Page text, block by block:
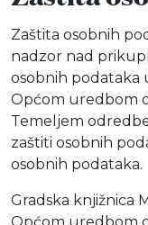
Zaštita osobnih
nadzor nad
osobnih podataka
Općom uredbom
Temeljem
zaštiti osobnih
osobnih podataka.
Gradska knjižnica